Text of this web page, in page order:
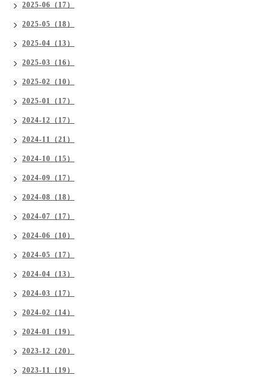
2025-06（17）
2025-05（18）
2025-04（13）
2025-03（16）
2025-02（10）
2025-01（17）
2024-12（17）
2024-11（21）
2024-10（15）
2024-09（17）
2024-08（18）
2024-07（17）
2024-06（10）
2024-05（17）
2024-04（13）
2024-03（17）
2024-02（14）
2024-01（19）
2023-12（20）
2023-11（19）